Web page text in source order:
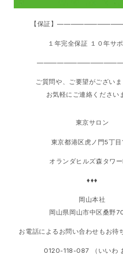
【保証】
１年完全保証 １０年サ
ご質問や、ご要望がございま
お気軽にご連絡ください
東京サロン
東京都港区虎ノ門5丁目
オランダヒルズ森タワ
♦♦♦
岡山本社
岡山県岡山市中区桑野
お電話によるお問い合わせもお待
0120-118-087 （いいわ